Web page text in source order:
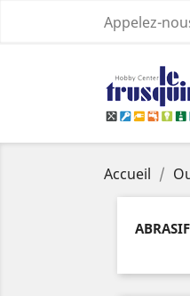
Appelez-
Accueil